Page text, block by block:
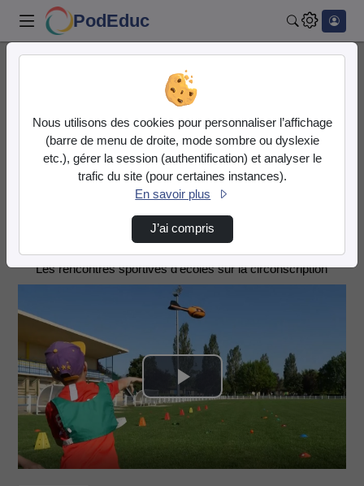
PodEduc
IEN SAINT-GAUDENS (HG13)
Mater'athlon 2022
IEN SAINT-GAUDENS
(HG13)
Rencontres sportives
Les rencontres sportives d'écoles sur la circonscription
Lire
vidéo
Nous utilisons des cookies pour personnaliser l’affichage
(barre de menu de droite, mode sombre ou dyslexie
etc.), gérer la session (authentification) et analyser le
trafic du site (pour certaines instances).
En savoir plus
J’ai compris